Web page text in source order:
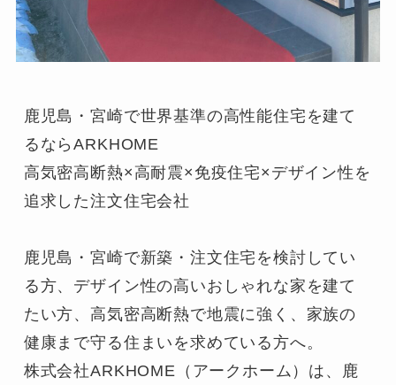
鹿児島・宮崎で世界基準の高性能住宅を建て
るならARKHOME
高気密高断熱×高耐震×免疫住宅×デザイン性を
追求した注文住宅会社
鹿児島・宮崎で新築・注文住宅を検討してい
る方、デザイン性の高いおしゃれな家を建て
たい方、高気密高断熱で地震に強く、家族の
健康まで守る住まいを求めている方へ。
株式会社ARKHOME（アークホーム）は、鹿